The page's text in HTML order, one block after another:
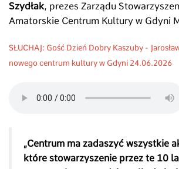
Szydłak, prezes Zarządu
Amatorskie Centrum Kultury w Gdyni
SŁUCHAJ: Gość Dzień Dobry Kaszuby -
nowego centrum kultury w Gdyni 24.06.2026
„Centrum ma zadaszyć wszystkie
które stowarzyszenie przez te 10